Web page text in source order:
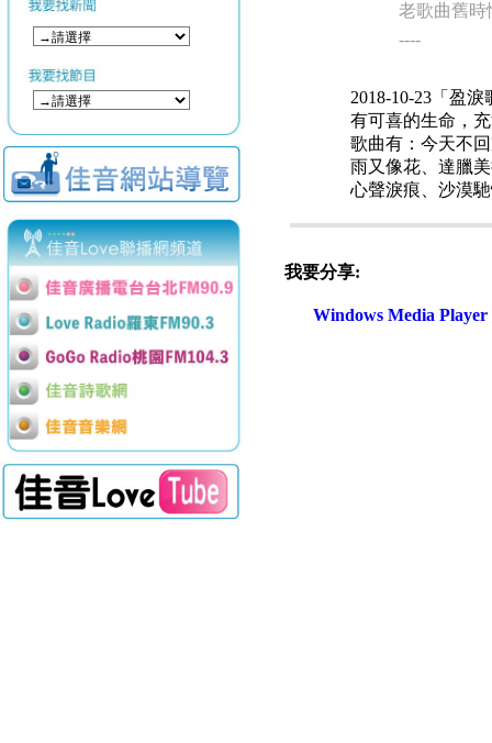
老歌曲舊時
----
2018-10-23「盈
有可喜的生命，
歌曲有：今天不
雨又像花、達臘
心聲淚痕、沙漠
我要分享:
Windows Media